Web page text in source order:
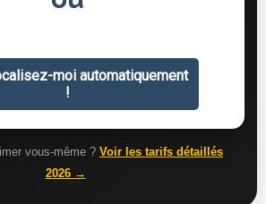
vous-même ? Voir les tarifs détaillés
2026 →